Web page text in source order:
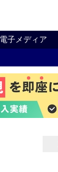
子メディア